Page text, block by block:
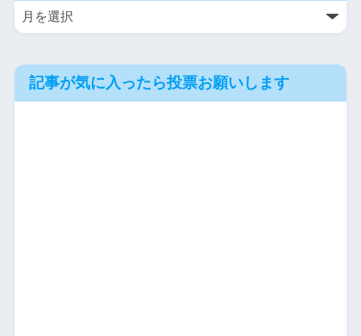
記事が気に入ったら投票お願いします